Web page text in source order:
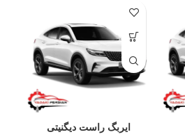
ایربگ راست دیگنیتی